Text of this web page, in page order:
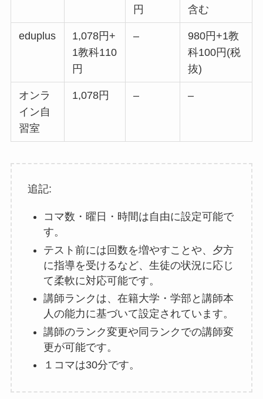
円
含む
eduplus
1,078円+
1教科110
円
–
980円+1教
科100円(税
抜)
オンラ
イン自
習室
1,078円 – –
追記:
コマ数・曜日・時間は自由に設定可能で
す。
テスト前には回数を増やすことや、夕方
に指導を受けるなど、生徒の状況に応じ
て柔軟に対応可能です。
講師ランクは、在籍大学・学部と講師本
人の能力に基づいて設定されています。
講師のランク変更や同ランクでの講師変
更が可能です。
１コマは30分です。